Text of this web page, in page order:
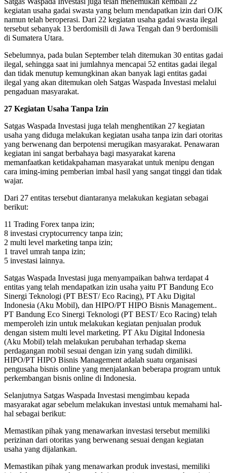
kegiatan usaha gadai swasta yang belum mendapatkan izin dari OJK
namun telah beroperasi. Dari 22 kegiatan usaha gadai swasta ilegal
tersebut sebanyak 13 berdomisili di Jawa Tengah dan 9 berdomisili
di Sumatera Utara.
Sebelumnya, pada bulan September telah ditemukan 30 entitas gadai
ilegal, sehingga saat ini jumlahnya mencapai 52 entitas gadai ilegal
dan tidak menutup kemungkinan akan banyak lagi entitas gadai
ilegal yang akan ditemukan oleh Satgas Waspada Investasi melalui
pengaduan masyarakat.
27 Kegiatan Usaha Tanpa Izin
Satgas Waspada Investasi juga telah menghentikan 27 kegiatan
usaha yang diduga melakukan kegiatan usaha tanpa izin dari otoritas
yang berwenang dan berpotensi merugikan masyarakat. Penawaran
kegiatan ini sangat berbahaya bagi masyarakat karena
memanfaatkan ketidakpahaman masyarakat untuk menipu dengan
cara iming-iming pemberian imbal hasil yang sangat tinggi dan tidak
wajar.
Dari 27 entitas tersebut diantaranya melakukan kegiatan sebagai
berikut:
11 Trading Forex tanpa izin;
8 investasi cryptocurrency tanpa izin;
2 multi level marketing tanpa izin;
1 travel umrah tanpa izin;
5 investasi lainnya.
Satgas Waspada Investasi juga menyampaikan bahwa terdapat 4
entitas yang telah mendapatkan izin usaha yaitu PT Bandung Eco
Sinergi Teknologi (PT BEST/ Eco Racing), PT Aku Digital
Indonesia (Aku Mobil), dan HIPO/PT HIPO Bisnis Management..
PT Bandung Eco Sinergi Teknologi (PT BEST/ Eco Racing) telah
memperoleh izin untuk melakukan kegiatan penjualan produk
dengan sistem multi level marketing. PT Aku Digital Indonesia
(Aku Mobil) telah melakukan perubahan terhadap skema
perdagangan mobil sesuai dengan izin yang sudah dimiliki.
HIPO/PT HIPO Bisnis Management adalah suatu organisasi
pengusaha bisnis online yang menjalankan beberapa program untuk
perkembangan bisnis online di Indonesia.
Selanjutnya Satgas Waspada Investasi mengimbau kepada
masyarakat agar sebelum melakukan investasi untuk memahami hal-
hal sebagai berikut:
Memastikan pihak yang menawarkan investasi tersebut memiliki
perizinan dari otoritas yang berwenang sesuai dengan kegiatan
usaha yang dijalankan.
Memastikan pihak yang menawarkan produk investasi, memiliki